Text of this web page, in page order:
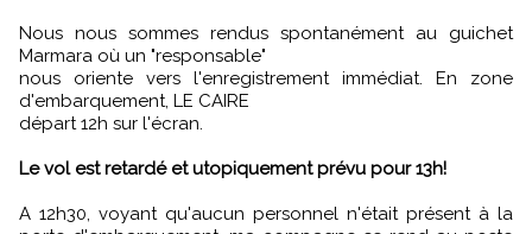
Nous nous sommes rendus spontanément au guichet
Marmara où un "responsable"
nous oriente vers l'enregistrement immédiat. En zone
d'embarquement, LE CAIRE
départ 12h sur l'écran.
Le vol est retardé et utopiquement prévu pour 13h!
A 12h30, voyant qu'aucun personnel n'était présent à la